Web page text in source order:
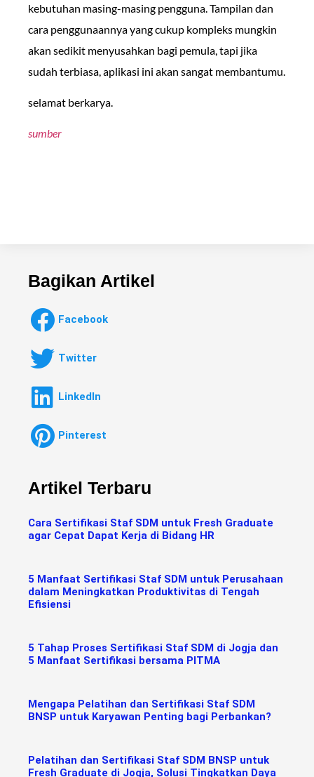
kebutuhan masing-masing pengguna. Tampilan dan
cara penggunaannya yang cukup kompleks mungkin
akan sedikit menyusahkan bagi pemula, tapi jika
sudah terbiasa, aplikasi ini akan sangat membantumu.
selamat berkarya.
sumber
Bagikan Artikel
Facebook
Twitter
LinkedIn
Pinterest
Artikel Terbaru
Cara Sertifikasi Staf SDM untuk Fresh Graduate
agar Cepat Dapat Kerja di Bidang HR
5 Manfaat Sertifikasi Staf SDM untuk Perusahaan
dalam Meningkatkan Produktivitas di Tengah
Efisiensi
5 Tahap Proses Sertifikasi Staf SDM di Jogja dan
5 Manfaat Sertifikasi bersama PITMA
Mengapa Pelatihan dan Sertifikasi Staf SDM
BNSP untuk Karyawan Penting bagi Perbankan?
Pelatihan dan Sertifikasi Staf SDM BNSP untuk
Fresh Graduate di Jogja, Solusi Tingkatkan Daya